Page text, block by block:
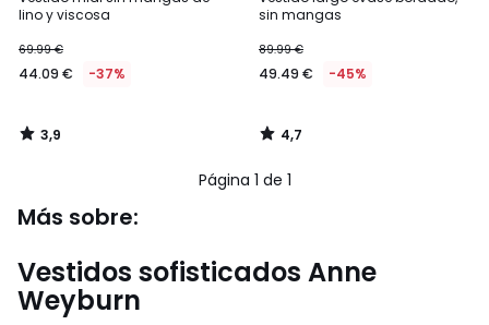
lino y viscosa
69.99 €
44.09 € -37%
3,9
/
sin mangas
89.99 €
49.49 € -45%
4,7
/
Página 1 de 1
Más sobre:
Vestidos sofisticados Anne
Weyburn